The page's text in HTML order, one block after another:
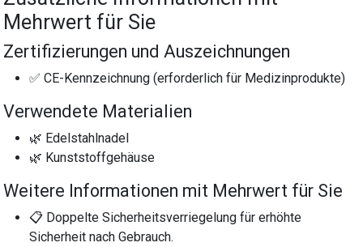
Mehrwert für Sie
Zertifizierungen und Auszeichnungen
✅ CE-Kennzeichnung (erforderlich für Medizinprodukte)
Verwendete Materialien
🌿 Edelstahlnadel
🌿 Kunststoffgehäuse
Weitere Informationen mit Mehrwert für Sie
📋 Doppelte Sicherheitsverriegelung für erhöhte
Sicherheit nach Gebrauch.